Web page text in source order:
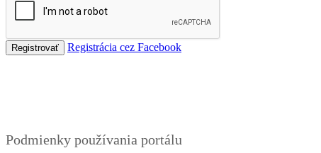
Registrácia cez Facebook
Podmienky používania portálu